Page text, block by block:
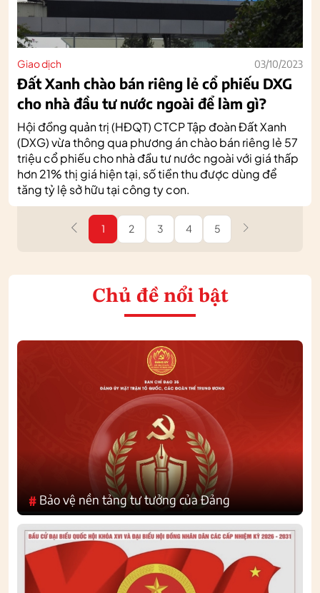
Giao dịch 03/10/2023
Đất Xanh chào bán riêng lẻ cổ phiếu DXG
cho nhà đầu tư nước ngoài để làm gì?
Hội đồng quản trị (HĐQT) CTCP Tập đoàn Đất Xanh
(DXG) vừa thông qua phương án chào bán riêng lẻ 57
triệu cổ phiếu cho nhà đầu tư nước ngoài với giá thấp
hơn 21% thị giá hiện tại, số tiền thu được dùng để
tăng tỷ lệ sở hữu tại công ty con.
1 2 3 4 5
Chủ đề nổi bật
# Bảo vệ nền tảng tư tưởng của Đảng